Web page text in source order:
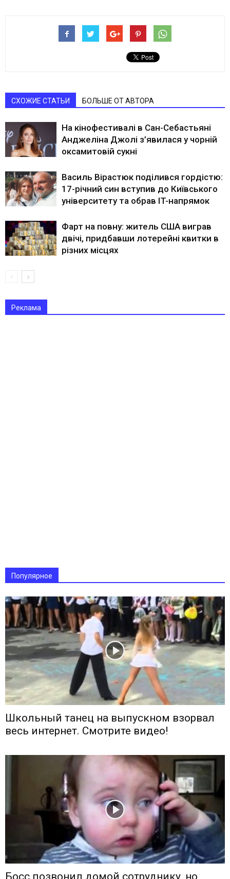
СХОЖИЕ СТАТЬИ БОЛЬШЕ ОТ АВТОРА
На кінофестивалі в Сан-Себастьяні
Анджеліна Джолі з’явилася у чорній
оксамитовій сукні
Василь Вірастюк поділився гордістю:
17-річний син вступив до Київського
університету та обрав IT-напрямок
Фарт на повну: житель США виграв
двічі, придбавши лотерейні квитки в
різних місцях
Реклама
Популярное
Школьный танец на выпускном взорвал
весь интернет. Смотрите видео!